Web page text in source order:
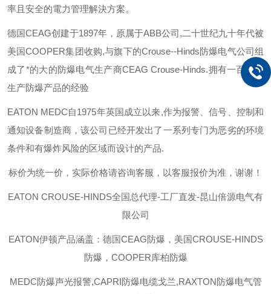
率且安全的電力管理解決方案。
德国CEAG创建于1897年，原属于ABB公司,二十世纪九十年代被
美国COOPER集团收购,与旗下的Crouse--Hinds防爆电气公司组
成了*的大的防爆电气生产商CEAG Crouse-Hinds.拥有一百多年
生产防爆产品的经验
EATON MEDC自1975年英国成立以来,作为报警、信号、控制和
通知设备制造商，该公司已经开发出了一系列专门为恶劣的环境
条件和有爆炸风险的区域而设计的产品.
标价为统一价，实际价格请咨询客服，以客服报价为准，谢谢！
EATON CROUSE-HINDS全国总代理-工厂直发-昆山倍源电气有
限公司
EATON伊顿产品涵盖：德国CEAG防爆，美国CROUSE-HINDS
防爆，COOPER库柏防爆
MEDC防爆声光报警,CAPRI防爆电缆戈兰,RAXTON防爆电气管